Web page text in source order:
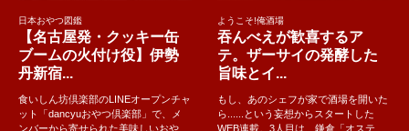
日本おやつ図鑑
【名古屋発・クッキー缶
ブームの火付け役】伊勢
丹新宿...
食いしん坊倶楽部のLINEオープンチャ
ット「dancyuおやつ倶楽部」で、メ
ンバーから寄せられた美味しいおや
ようこそ!俺酒場
吞んべえが歓喜するア
テ。ザーサイの発酵した
旨味とイ...
もし、あのシェフが家で酒場を開いた
ら......という妄想からスタートした
WEB連載。3人目は、鎌倉「オステ